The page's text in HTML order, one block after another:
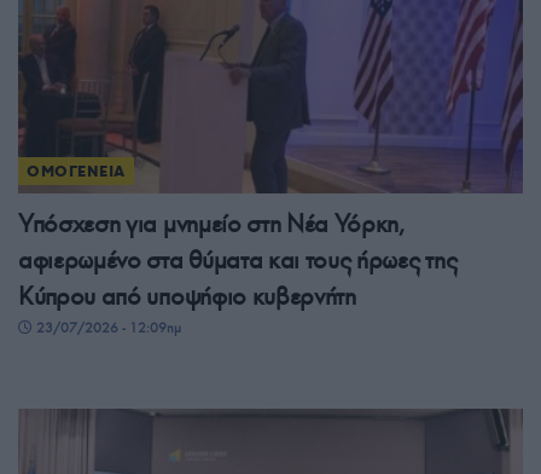
ΟΜΟΓΕΝΕΙΑ
Υπόσχεση για μνημείο στη Νέα Υόρκη,
αφιερωμένο στα θύματα και τους ήρωες της
Κύπρου από υποψήφιο κυβερνήτη
23/07/2026 - 12:09πμ